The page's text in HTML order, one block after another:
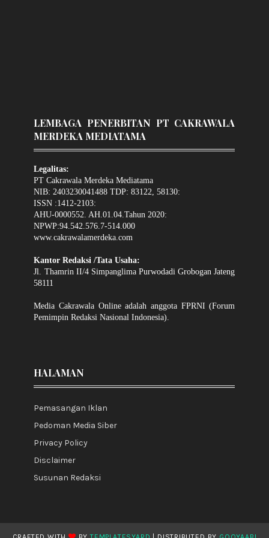
LEMBAGA PENERBITAN PT CAKRAWALA
MERDEKA MEDIATAMA
Legalitas:
PT Cakrawala Merdeka Mediatama
NIB: 2403230041488 TDP: 83122, 58130:
ISSN :1412-2103:
AHU-0000552. AH.01.04.Tahun 2020:
NPWP:94.542.576.7-514.000
www.cakrawalamerdeka.com
Kantor Redaksi /Tata Usaha:
Jl. Thamrin II/4 Simpanglima Purwodadi Grobogan Jateng
58111
Media Cakrawala Online adalah anggota FPRNI (Forum
Pemimpin Redaksi Nasional Indonesia).
HALAMAN
Pemasangan Iklan
Pedoman Media Siber
Privacy Policy
Disclaimer
Susunan Redaksi